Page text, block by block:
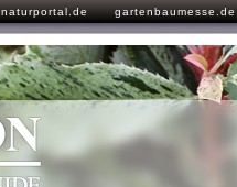
naturportal.de gartenbaumesse.de